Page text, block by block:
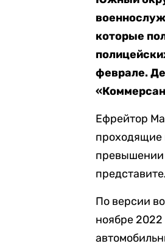
которые
феврале.
Ефрейтор
проходящие
превышении
По версии
ноябре